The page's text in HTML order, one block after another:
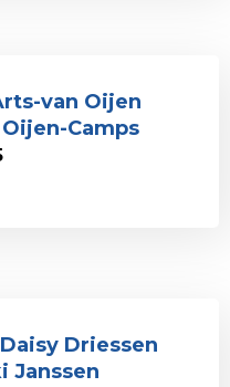
van Oijen
Camps
Driessen
Janssen